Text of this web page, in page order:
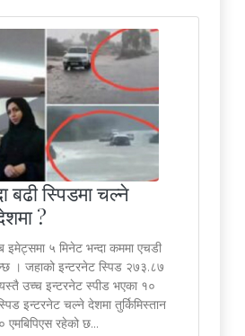
बढी स्पिडमा चल्ने
?
५ मिनेट भन्दा कममा एचडी
। जहाको इन्टरनेट स्पिड २७३.८७
उच्च इन्टरनेट स्पीड भएका १०
इन्टरनेट चल्ने देशमा तुर्किमिस्तान
रहेको छ...